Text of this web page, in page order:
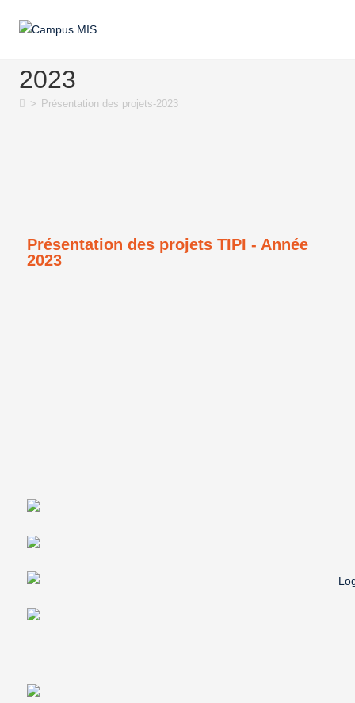
Présentation des projets-
2023
> Présentation des projets-2023
Présentation des projets TIPI - Année
2023